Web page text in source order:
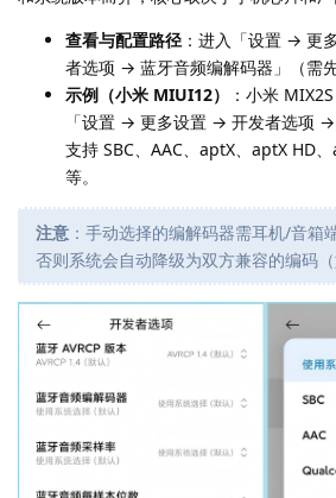
查看与配置路径 ：进入「设置 → 更
者选项 → 蓝牙音频编解码器」（需
示例（小米 MIUI12）
：小米
「设置 → 更多设置 → 开发者选项 →
支持 SBC、AAC、aptX、aptX HD
等。
注意 ：手动选择的编解码器需耳机/音箱
否则系统会自动降级为双方兼容的编码（